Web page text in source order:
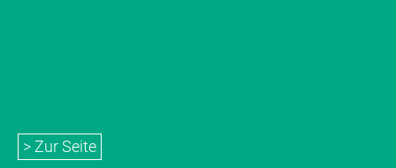
> Zur Seite